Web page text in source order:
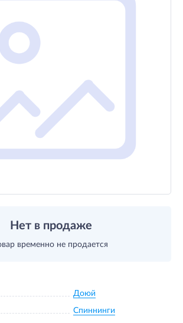
Нет в продаже
временно не продается
Доюй
Спиннинги